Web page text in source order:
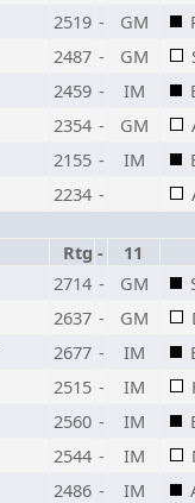
2519 - GM
2487 - GM
2459 - IM
2354 - GM
2155 - IM
2234 -
Rtg -
11
2714 - GM
2637 - GM
2677 - IM
2515 - IM
2560 - IM
2544 - IM
2486 - IM